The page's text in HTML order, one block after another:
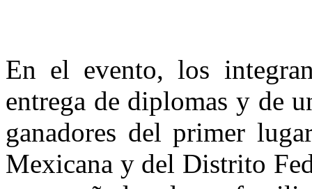
En el evento, los
entrega de diplomas y de
ganadores del primer
Mexicana y del Distrito